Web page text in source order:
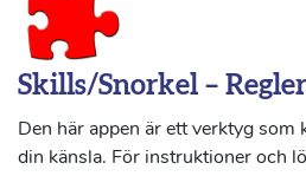
Skills/Snorkel –
Den här appen är ett verktyg som
din känsla. För instruktioner och